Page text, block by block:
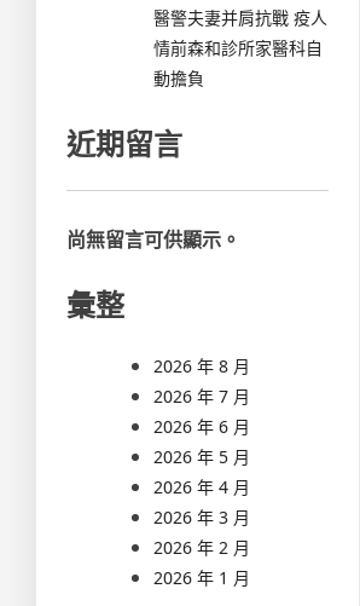
醫警夫妻并肩抗戰 疫人
情前森和診所家醫科自
動擔負
近期留言
尚無留言可供顯示。
彙整
2026 年 8 月
2026 年 7 月
2026 年 6 月
2026 年 5 月
2026 年 4 月
2026 年 3 月
2026 年 2 月
2026 年 1 月